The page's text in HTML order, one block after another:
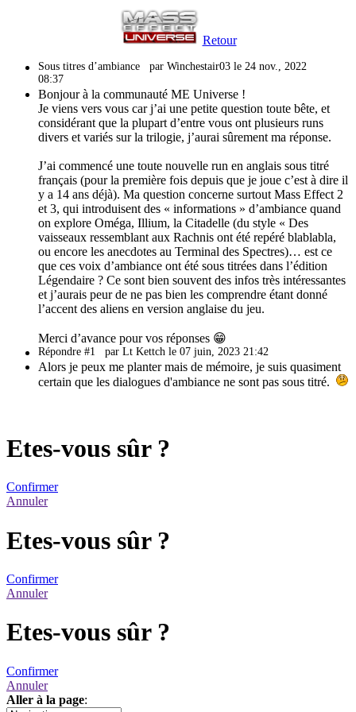
Retour
Sous titres d’ambiance par Winchestair03 le 24 nov., 2022
08:37
Bonjour à la communauté ME Universe !
Je viens vers vous car j’ai une petite question toute bête, et
considérant que la plupart d’entre vous ont plusieurs runs
divers et variés sur la trilogie, j’aurai sûrement ma réponse.
J’ai commencé une toute nouvelle run en anglais sous titré
français (pour la première fois depuis que je joue c’est à dire il
y a 14 ans déjà). Ma question concerne surtout Mass Effect 2
et 3, qui introduisent des « informations » d’ambiance quand
on explore Oméga, Illium, la Citadelle (du style « Des
vaisseaux ressemblant aux Rachnis ont été repéré blablabla,
ou encore les anecdotes au Terminal des Spectres)… est ce
que ces voix d’ambiance ont été sous titrées dans l’édition
Légendaire ? Ce sont bien souvent des infos très intéressantes
et j’aurais peur de ne pas bien les comprendre étant donné
l’accent des aliens en version anglaise du jeu.
Merci d’avance pour vos réponses 😁
Répondre #1 par Lt Kettch le 07 juin, 2023 21:42
Alors je peux me planter mais de mémoire, je suis quasiment
certain que les dialogues d'ambiance ne sont pas sous titré.
Etes-vous sûr ?
Confirmer
Annuler
Etes-vous sûr ?
Confirmer
Annuler
Etes-vous sûr ?
Confirmer
Annuler
Aller à la page: